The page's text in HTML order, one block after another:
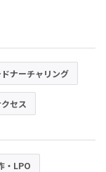
ドナーチャリング
セス
・LPO